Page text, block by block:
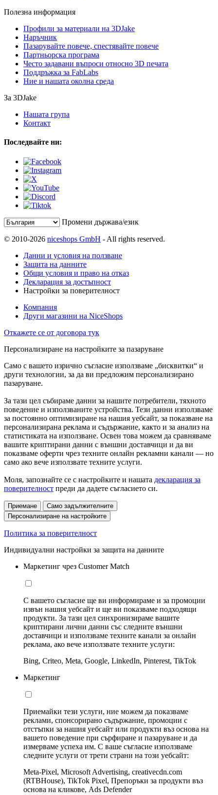
Полезна информация
Профили за материали на 3DJake
Наръчник
Пазарувайте повече, спестявайте повече
Партньорска програма
Често задавани въпроси относно 3D печата
Поддръжка за FabLabs
Ние и нашата околна среда
За 3DJake
Нашата група
Контакт
Последвайте ни:
Промени държава/език
© 2010-2026 niceshops GmbH - All rights reserved.
Данни и условия на ползване
Защита на данните
Общи условия и право на отказ
Декларация за достъпност
Настройки за поверителност
Компания
Други магазини на NiceShops
Откажете се от договора тук
Персонализиране на настройките за пазаруване
Само с вашето изрично съгласие използваме „бисквитки“ и
други технологии, за да ви предложим персонализирано
пазаруване.
За тази цел събираме данни за нашите потребители, тяхното
поведение и използваните устройства. Тези данни използваме
за постоянно оптимизиране на нашия уебсайт, за показване на
персонализирана реклама и съдържание, както и за анализ на
статистиката на използване. Освен това можем да сравняваме
вашите криптирани данни с външни доставчици и да ви
показваме оферти чрез техните онлайн рекламни канали — но
само ако вече използвате техните услуги.
Моля, запознайте се с настройките и нашата декларация за
поверителност преди да дадете съгласието си.
Приемане
Само задължителните
Персонализиране на настройките
Политика за поверителност
Индивидуални настройки за защита на данните
Маркетинг чрез Customer Match
С вашето съгласие ще ви информираме и за промоции
извън нашия уебсайт и ще ви показваме подходящи
продукти. За тази цел синхронизираме вашите
криптирани лични данни със следните външни
доставчици и използваме техните канали за онлайн
реклама, ако вече използвате техните услуги:
Bing, Criteo, Meta, Google, LinkedIn, Pinterest, TikTok
Маркетинг
Приемайки тези услуги, ние можем да показваме
реклами, спонсорирано съдържание, промоции с
отстъпки за нашия уебсайт или продукти въз основа на
вашето поведение при сърфиране и пазаруване и да
измерваме успеха им. С ваше съгласие използваме
следните услуги от трети страни на този уебсайт:
Meta-Pixel, Microsoft Advertising, creativecdn.com
(RTBHouse), TikTok Pixel, Препоръки за продукти въз
основа на кликове, Ads Defender